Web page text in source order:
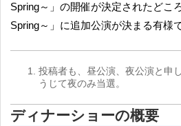
Spring～」の開催が決定されたどこ
Spring～」に追加公演が決まる有様で
投稿者も、昼公演、夜公演と申
うじて夜のみ当選。
ディナーショーの概要